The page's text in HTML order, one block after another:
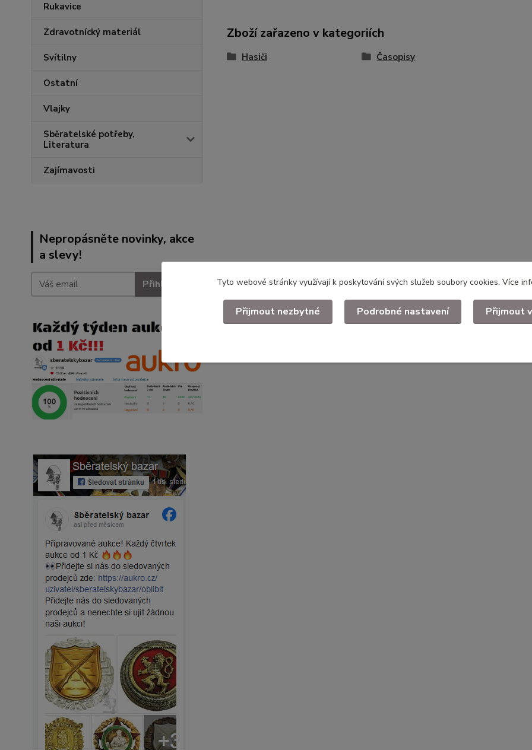
Rukavice
Zdravotnícký materiál
Svítilny
Ostatní
Vlajky
Sběratelské potřeby,
Literatura
Zajímavosti
Nepropásněte novinky, akce
a slevy!
Přihlásit se
Zboží zařazeno v kategoriích
Hasiči Časopisy
Tyto webové stránky využívají k poskytování svých služeb soubory cookies. Více
Přijmout nezbytné Podrobné nastavení Přijmout